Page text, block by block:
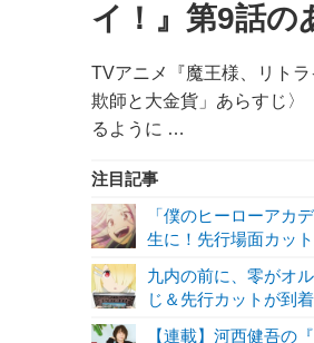
イ！』第9話の
TVアニメ『魔王様、リト
欺師と大金貨」あらすじ
るように …
注目記事
「僕のヒーローアカ
生に！先行場面カッ
九内の前に、零がオ
じ＆先行カットが到着
【連載】河西健吾の